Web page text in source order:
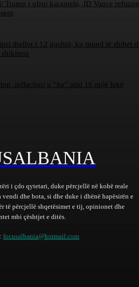
Trump i ofroi karamele, JD Vance
diellor i 12 gushtit, ku mund të shihet
shikimin
inflacioni u “ha” mbi 16 mijë lekë
i çdo qytetari, duke përcjellë në kohë reale
dhe bota, si dhe duke i dhënë hapësirën e
të përcjellë shqetësimet e tij, opinionet dhe
mbi çështjet e ditës.
focusalbania@hotmail.com